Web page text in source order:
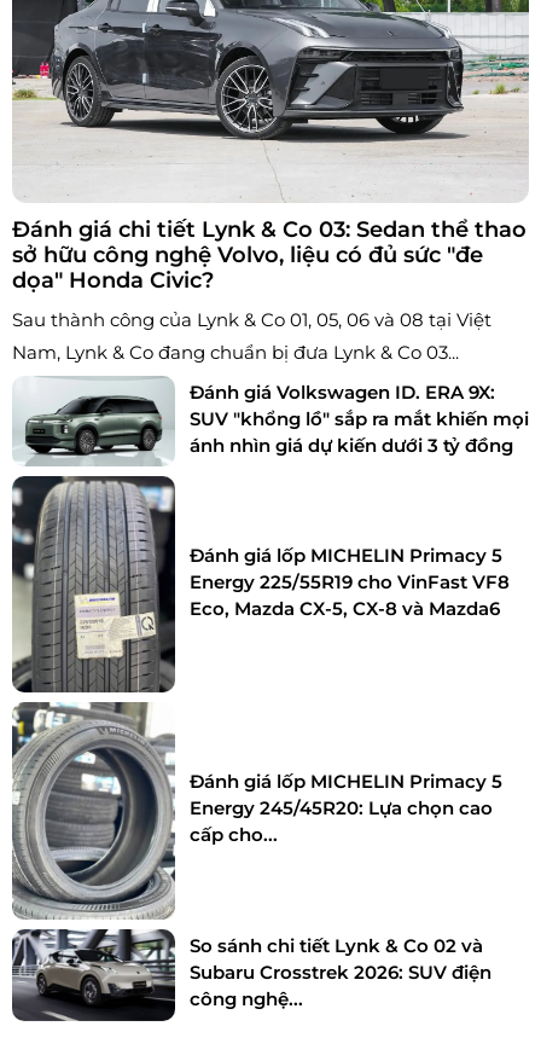
Đánh giá chi tiết Lynk & Co 03: Sedan thể thao
sở hữu công nghệ Volvo, liệu có đủ sức "đe
dọa" Honda Civic?
Sau thành công của Lynk & Co 01, 05, 06 và 08 tại Việt
Nam, Lynk & Co đang chuẩn bị đưa Lynk & Co 03...
Đánh giá Volkswagen ID. ERA 9X:
SUV "khổng lồ" sắp ra mắt khiến mọi
ánh nhìn giá dự kiến dưới 3 tỷ đồng
Đánh giá lốp MICHELIN Primacy 5
Energy 225/55R19 cho VinFast VF8
Eco, Mazda CX-5, CX-8 và Mazda6
Đánh giá lốp MICHELIN Primacy 5
Energy 245/45R20: Lựa chọn cao
cấp cho...
So sánh chi tiết Lynk & Co 02 và
Subaru Crosstrek 2026: SUV điện
công nghệ...